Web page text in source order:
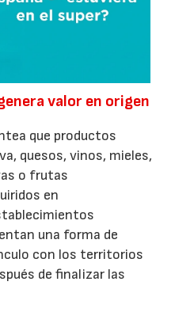
valor en origen
que productos
quesos, vinos, mieles,
o frutas
en
una forma de
con los territorios
de finalizar las